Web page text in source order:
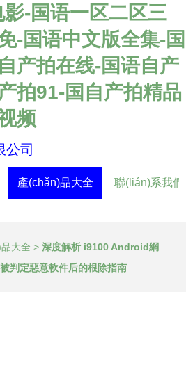
-国语一区二区三
-国语中文版全集-国
产拍在线-国语自产
拍91-国自产拍精品
频
公司
產(chǎn)品大全 聯(lián)系我們
大全 > 深度解析 i9100 Android網
判定惡意軟件后的根除指南